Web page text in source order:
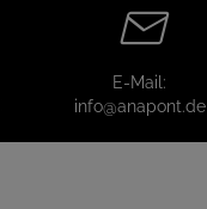
E-Mail:
info@anapont.de